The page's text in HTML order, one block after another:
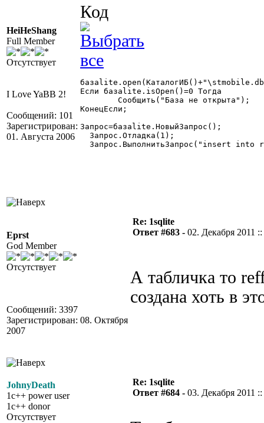
HeiHeShang
Full Member
Отсутствует
I Love YaBB 2!
Сообщений: 101
Зарегистрирован:
01. Августа 2006
Код
Если базаlite.isOpen()=0 Тогда
КонецЕсли;
Запрос=базаlite.НовыйЗапрос();
  Запрос.Отладка(1);
Запрос.ВыполнитьЗапрос("insert into
Eprst
God Member
Отсутствует
Сообщений: 3397
Зарегистрирован: 08. Октября
2007
Re: 1sqlite
Ответ #683 - 02. Декабря 2011
А табличка то
создана хоть в
JohnyDeath
1c++ power user
1c++ donor
Отсутствует
Re: 1sqlite
Ответ #684 - 03. Декабря 2011